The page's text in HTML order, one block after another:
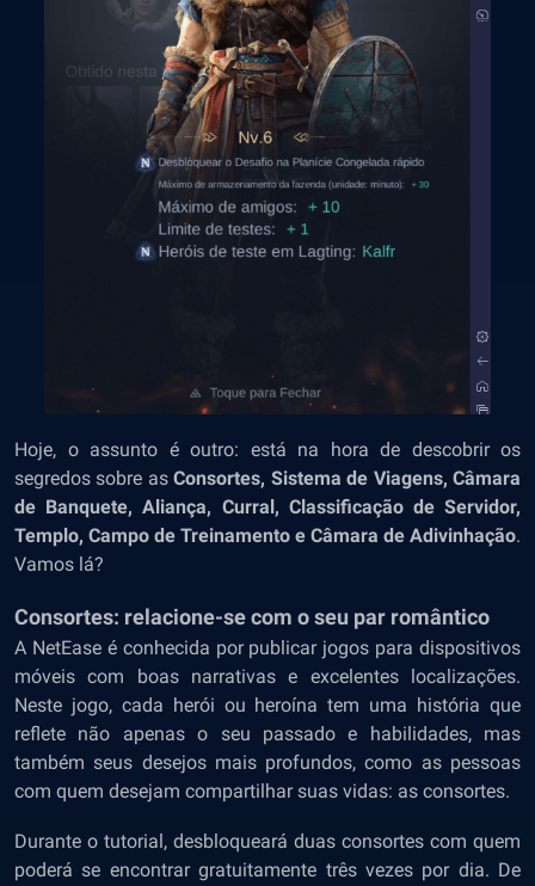
Hoje, o assunto é outro: está na hora de descobrir os
segredos sobre asConsortes, Sistema de Viagens, Câmara
de Banquete, Aliança, Curral, Classificação de Servidor,
Templo, Campo de Treinamento e Câmara de Adivinhação.
Vamos lá?
Consortes: relacione-se com o seu par romântico
A NetEase é conhecida por publicar jogos para dispositivos
móveis com boas narrativas e excelentes localizações.
Neste jogo, cada herói ou heroína tem uma história que
reflete não apenas o seu passado e habilidades, mas
também seus desejos mais profundos, como as pessoas
com quem desejam compartilhar suas vidas: as consortes.
Durante o tutorial, desbloqueará duas consortes com quem
poderá se encontrar gratuitamente três vezes por dia. De